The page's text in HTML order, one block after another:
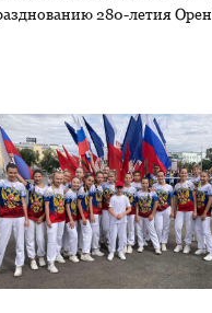
280-летия